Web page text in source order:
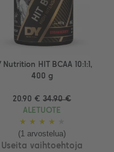
Nutrition HIT BCAA 10:1:1,
400 g
20.90 € 34.90 €
ALETUOTE
★ ★ ★ ★
(1 arvostelua)
Useita vaihtoehtoja